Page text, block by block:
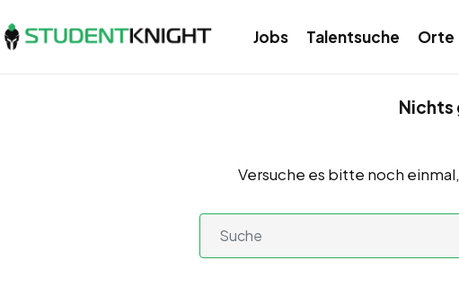
Jobs Talentsuche Orte
Nichts
Versuche es bitte noch